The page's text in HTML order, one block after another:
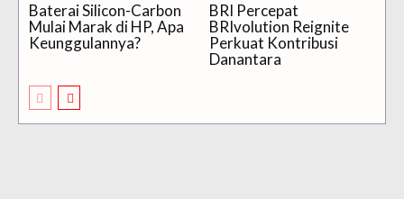
Baterai Silicon-Carbon
Mulai Marak di HP, Apa
Keunggulannya?
BRI Percepat
BRIvolution Reignite
Perkuat Kontribusi
Danantara